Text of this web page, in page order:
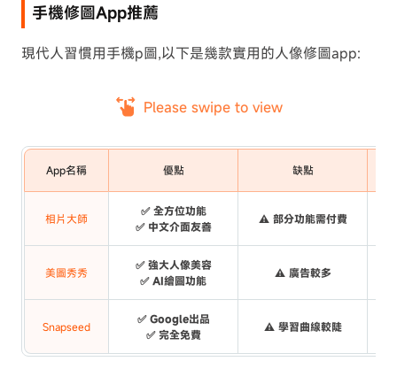
手機修圖App推薦
現代人習慣用手機p圖,以下是幾款實用的人像修圖app:
Please swipe to view
App名稱 優點 缺點
相片大師
✅ 全方位功能
✅ 中文介面友善
⚠️ 部分功能需付費
美圖秀秀
✅ 強大人像美容
✅ AI繪圖功能
⚠️ 廣告較多
Snapseed
✅ Google出品
✅ 完全免費
⚠️ 學習曲線較陡